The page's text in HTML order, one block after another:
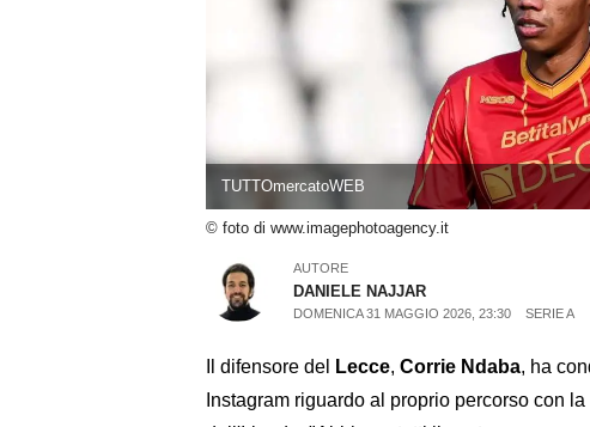
TUTTOmercatoWEB
© foto di www.imagephotoagency.it
AUTORE
DANIELE NAJJAR
DOMENICA 31 MAGGIO 2026, 23:30 SERIE A
Il difensore del Lecce, Corrie Ndaba, ha
Instagram riguardo al proprio percorso con